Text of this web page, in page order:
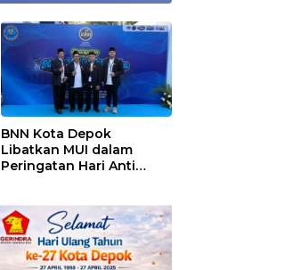
BNN Kota Depok
Libatkan MUI dalam
Peringatan Hari Anti
Pencegahan Dimulai dari
Keluarga